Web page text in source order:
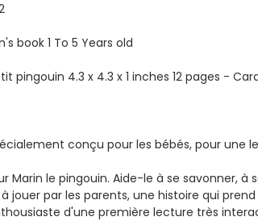
book 1 To 5 Years old
pingouin 4.3 x 4.3 x 1 inches 12 pages -
conçu pour les bébés, pour une
Marin le pingouin. Aide-le à se savonner,
jouer par les parents, une histoire qui
d'une première lecture très